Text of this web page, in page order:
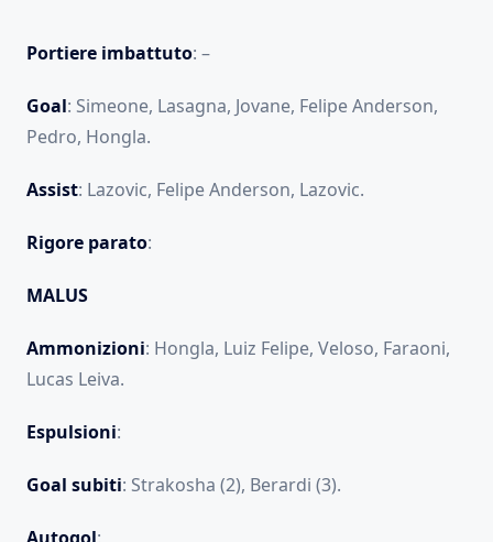
Portiere imbattuto: –
Goal: Simeone, Lasagna, Jovane, Felipe Anderson,
Pedro, Hongla.
Assist: Lazovic, Felipe Anderson, Lazovic.
Rigore parato:
MALUS
Ammonizioni: Hongla, Luiz Felipe, Veloso, Faraoni,
Lucas Leiva.
Espulsioni:
Goal subiti: Strakosha (2), Berardi (3).